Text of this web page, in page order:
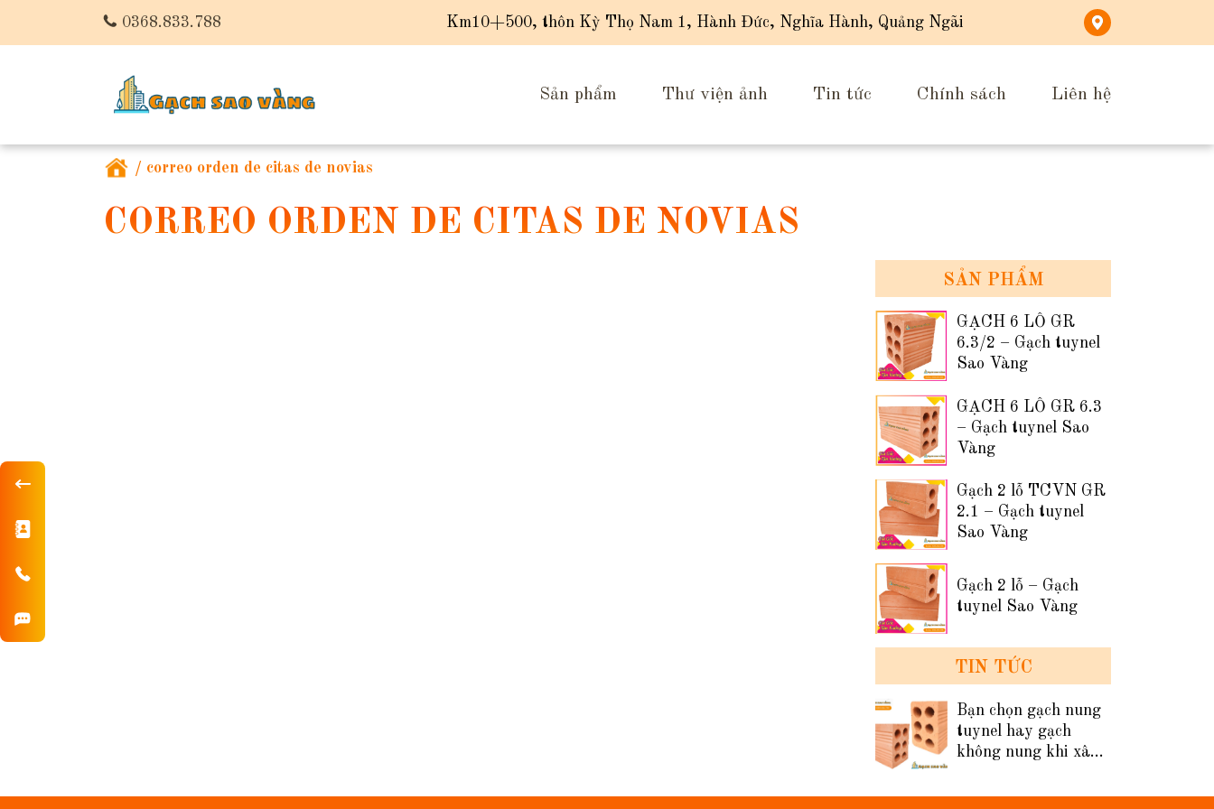
0368.833.788 Km10+500, thôn Kỳ Thọ Nam 1, Hành Đức, Nghĩa Hành, Quảng Ngãi
Sản phẩm Thư viện ảnh Tin tức Chính sách Liên hệ
/ correo orden de citas de novias
CORREO ORDEN DE CITAS DE NOVIAS
SẢN PHẨM
GẠCH 6 LỖ GR
6.3/2 – Gạch tuynel
Sao Vàng
GẠCH 6 LỖ GR 6.3
– Gạch tuynel Sao
Vàng
Gạch 2 lỗ TCVN GR
2.1 – Gạch tuynel
Sao Vàng
Gạch 2 lỗ – Gạch
tuynel Sao Vàng
TIN TỨC
Bạn chọn gạch nung
tuynel hay gạch
không nung khi xây